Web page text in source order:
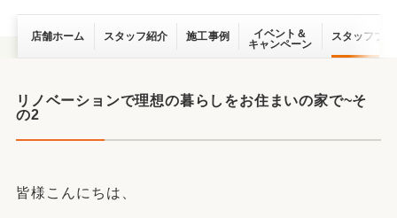
店舗ホーム スタッフ紹介 施工事例
イベント＆
キャンペーン
スタッフブ
リノベーションで理想の暮らしをお住まいの家で~そ
の2
皆様こんにちは、